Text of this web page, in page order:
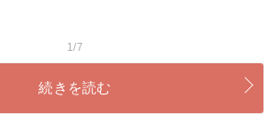
1/7
続きを読む